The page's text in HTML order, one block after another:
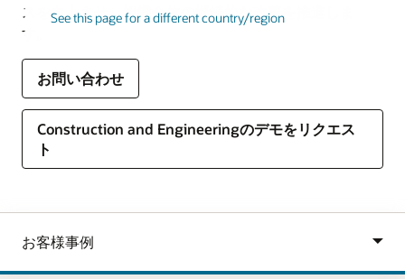
See this page for a different country/region
スを向上させ、組織全体の継続的な改善を推進しま
す。
お問い合わせ
Construction and Engineeringのデモをリクエス
ト